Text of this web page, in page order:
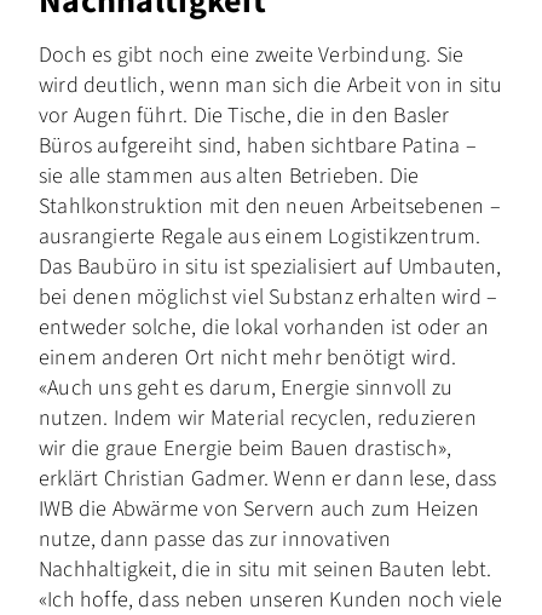
Doch es gibt noch eine zweite Verbindung. Sie
wird deutlich, wenn man sich die Arbeit von in situ
vor Augen führt. Die Tische, die in den Basler
Büros aufgereiht sind, haben sichtbare Patina –
sie alle stammen aus alten Betrieben. Die
Stahlkonstruktion mit den neuen Arbeitsebenen –
ausrangierte Regale aus einem Logistikzentrum.
Das Baubüro in situ ist spezialisiert auf Umbauten,
bei denen möglichst viel Substanz erhalten wird –
entweder solche, die lokal vorhanden ist oder an
einem anderen Ort nicht mehr benötigt wird.
«Auch uns geht es darum, Energie sinnvoll zu
nutzen. Indem wir Material recyclen, reduzieren
wir die graue Energie beim Bauen drastisch»,
erklärt Christian Gadmer. Wenn er dann lese, dass
IWB die Abwärme von Servern auch zum Heizen
nutze, dann passe das zur innovativen
Nachhaltigkeit, die in situ mit seinen Bauten lebt.
«Ich hoffe, dass neben unseren Kunden noch viele